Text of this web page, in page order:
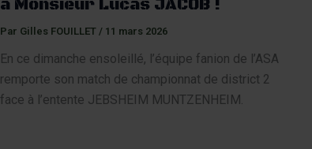
à Monsieur Lucas JACOB !
Par Gilles FOUILLET / 11 mars 2026
En ce dimanche ensoleillé, l’équipe fanion de l’ASA
remporte son match de championnat de district 2
face à l’entente JEBSHEIM MUNTZENHEIM.